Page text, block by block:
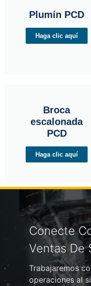
Plumín PCD
Haga clic aquí
Broca
escalonada
PCD
Haga clic aquí
Conecte
Ventas De
Trabajaremos
operaciones al